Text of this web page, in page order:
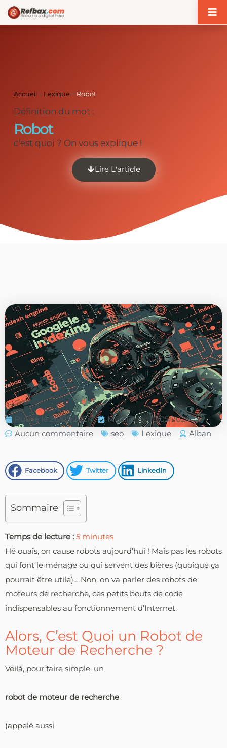
Accueil > Lexique > Robot
Définition du mot :
Robot
c'est quoi ? On vous explique !
Lire L'article
Publié le 26/05/2021
Modifié le : 10/05/2024
Aucun commentaire
seo Lexique Alban
Facebook Twitter LinkedIn
Sommaire
Temps de lecture : 5 minutes
Hé ouais, on cause robots aujourd’hui ! Mais pas les robots
qui font le ménage ou qui servent des bières (quoique ça
pourrait être utile)… Non, on va parler des robots de
moteurs de recherche, ces petits bouts de code
indispensables au fonctionnement d’Internet.
Alors, C’est Quoi un Robot de
Moteur de Recherche ?
Voilà, pour faire simple, un
robot de moteur de recherche
(appelé aussi
Panneau de gestion des cookies